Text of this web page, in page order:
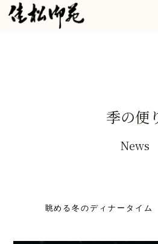
季の便
News
眺める冬のディナータイム